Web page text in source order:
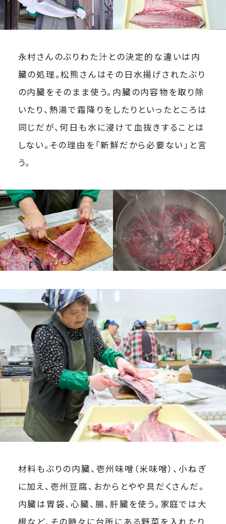
永村さんのぶりわた汁との決定的な違いは内
臓の処理。松熊さんはその日水揚げされたぶり
の内臓をそのまま使う。内臓の内容物を取り除
いたり、熱湯で霜降りをしたりといったところは
同じだが、何日も水に浸けて血抜きすることは
しない。その理由を「新鮮だから必要ない」と言
う。
材料もぶりの内臓、壱州味噌（米味噌）、小ねぎ
に加え、壱州豆腐、おからとやや具だくさんだ。
内臓は胃袋、心臓、腸、肝臓を使う。家庭では大
根など、その時々に台所にある野菜を入れたり